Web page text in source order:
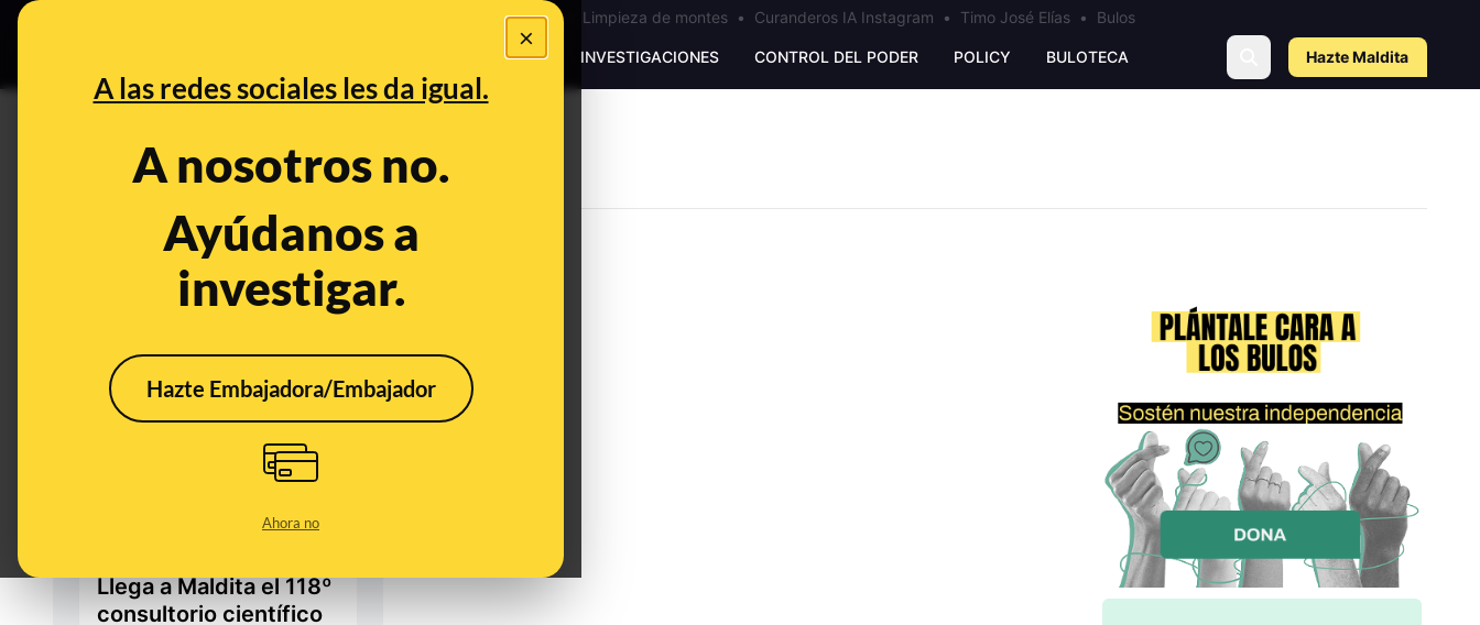
×
A las redes sociales les da igual.
A nosotros no.
Ayúdanos a
investigar.
Hazte Embajadora/Embajador
Ahora no
Bulos Ceuta • Limpieza de montes • Curanderos IA Instagram • Timo José Elías • Bulos
PREBUNKING INVESTIGACIONES CONTROL DEL PODER POLICY BULOTECA Hazte Maldita
Potasio y aguacates,
estamos fuera de casa
Llega a Maldita el 118º
consultorio científico